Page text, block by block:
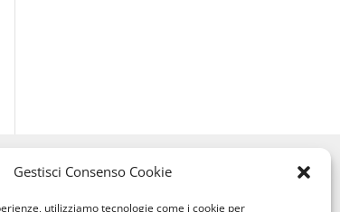
Gestisci Consenso Cookie
utilizziamo tecnologie come i cookie per